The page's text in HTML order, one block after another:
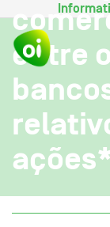
entre